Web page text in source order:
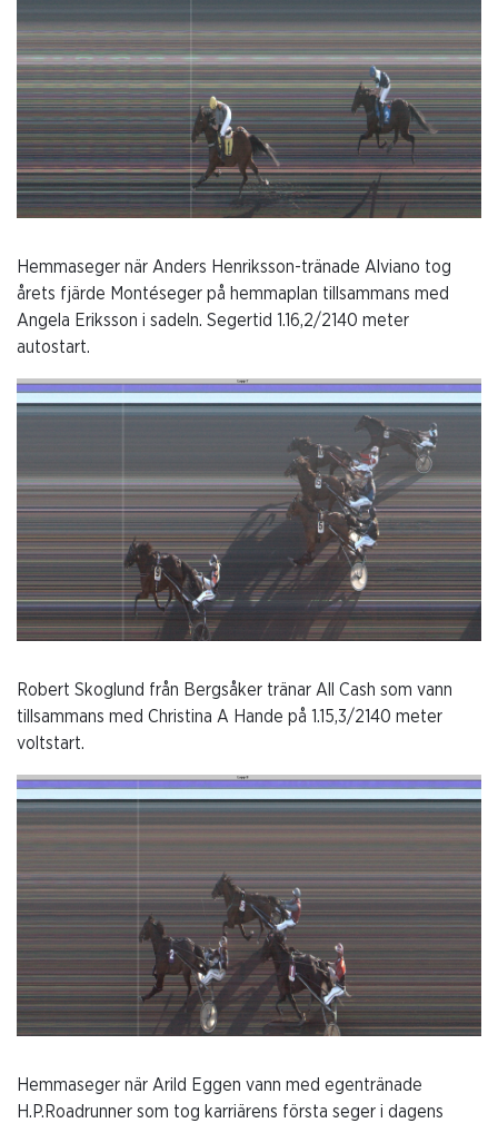
Hemmaseger när Anders Henriksson-tränade Alviano tog
årets fjärde Montéseger på hemmaplan tillsammans med
Angela Eriksson i sadeln. Segertid 1.16,2/2140 meter
autostart.
Robert Skoglund från Bergsåker tränar All Cash som vann
tillsammans med Christina A Hande på 1.15,3/2140 meter
voltstart.
Hemmaseger när Arild Eggen vann med egentränade
H.P.Roadrunner som tog karriärens första seger i dagens